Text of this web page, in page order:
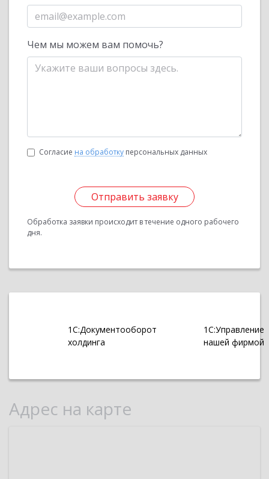
Чем мы можем вам помочь?
Согласие на обработку персональных данных
Отправить заявку
Обработка заявки происходит в течение одного рабочего
дня.
1С:Документооборот
холдинга
1С:Управление
нашей фирмой
Адрес на карте